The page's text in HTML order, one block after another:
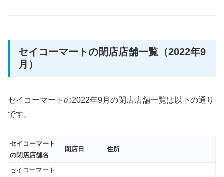
セイコーマートの閉店店舗一覧（2022年9
月）
セイコーマートの2022年9月の閉店店舗一覧は以下の通り
です。
セイコーマート
の閉店店舗名
閉店日 住所
セイコーマート